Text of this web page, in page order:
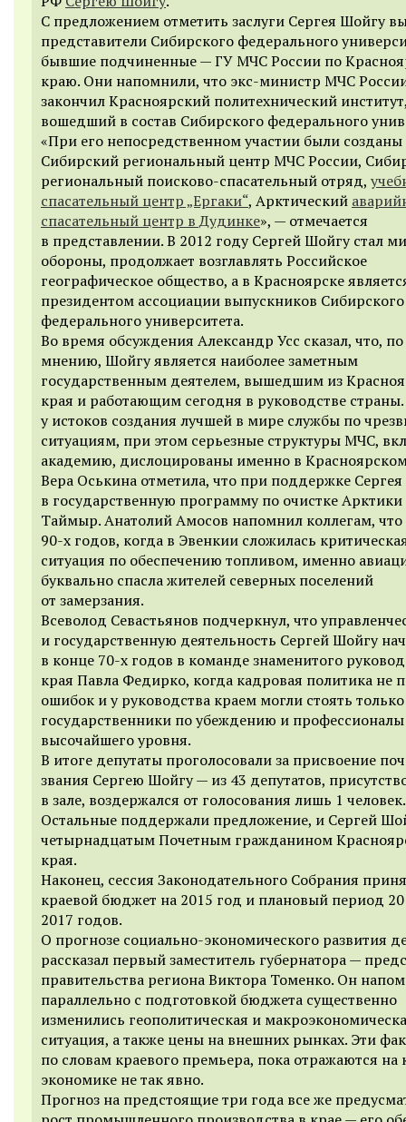
С предложением отметить заслуги Сергея Шойгу
представители Сибирского федерального
бывшие подчиненные — ГУ МЧС России по
краю. Они напомнили, что экс-министр МЧС
закончил Красноярский политехнический
вошедший в состав Сибирского федерального
«При его непосредственном участии были созданы
Сибирский региональный центр МЧС России,
региональный поисково-спасательный отряд,
спасательный центр „Ергаки“, Арктический
спасательный центр в Дудинке», — отмечается
в представлении. В 2012 году Сергей Шойгу стал
обороны, продолжает возглавлять Российское
географическое общество, а в Красноярске
президентом ассоциации выпускников Сибирского
федерального университета.
Во время обсуждения Александр Усс сказал, что, по
мнению, Шойгу является наиболее заметным
государственным деятелем, вышедшим из
края и работающим сегодня в руководстве
у истоков создания лучшей в мире службы по
ситуациям, при этом серьезные структуры МЧС,
академию, дислоцированы именно в
Вера Оськина отметила, что при поддержке
в государственную программу по очистке
Таймыр. Анатолий Амосов напомнил коллегам, что
90-х годов, когда в Эвенкии сложилась
ситуация по обеспечению топливом, именно
буквально спасла жителей северных поселений
от замерзания.
Всеволод Севастьянов подчеркнул, что
и государственную деятельность Сергей Шойгу
в конце 70-х годов в команде знаменитого
края Павла Федирко, когда кадровая политика не
ошибок и у руководства краем могли стоять только
государственники по убеждению и профессионалы
высочайшего уровня.
В итоге депутаты проголосовали за присвоение
звания Сергею Шойгу — из 43 депутатов,
в зале, воздержался от голосования лишь 1 человек.
Остальные поддержали предложение, и Сергей
четырнадцатым Почетным гражданином
края.
Наконец, сессия Законодательного Собрания
краевой бюджет на 2015 год и плановый период
2017 годов.
О прогнозе социально-экономического развития
рассказал первый заместитель губернатора —
правительства региона Виктора Томенко. Он
параллельно с подготовкой бюджета существенно
изменились геополитическая и
ситуация, а также цены на внешних рынках. Эти
по словам краевого премьера, пока отражаются на
экономике не так явно.
Прогноз на предстоящие три года все же